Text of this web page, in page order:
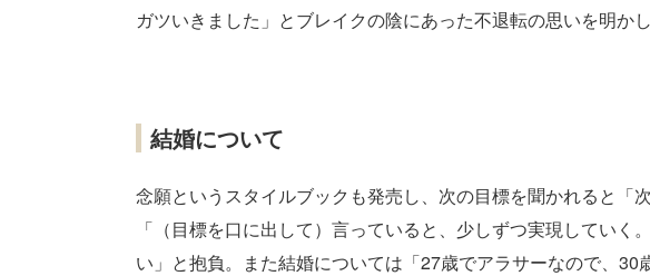
ガツいきました」とブレイクの陰にあった不退転の思いを明かし
結婚について
念願というスタイルブックも発売し、次の目標を聞かれると「
「（目標を口に出して）言っていると、少しずつ実現していく
い」と抱負。また結婚については「27歳でアラサーなので、